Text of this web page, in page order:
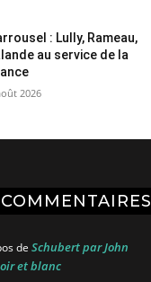
: Lully, Rameau,
au service de la
2026
de Schubert par John
et blanc